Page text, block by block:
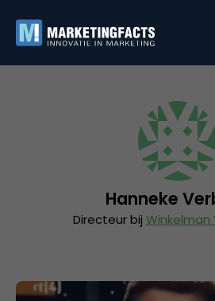
Hanneke
Directeur bij Winkelman